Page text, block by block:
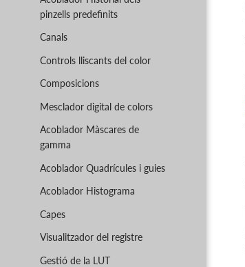
pinzells predefinits
Canals
Controls lliscants del color
Composicions
Mesclador digital de colors
Acoblador Màscares de
gamma
Acoblador Quadrícules i guies
Acoblador Histograma
Capes
Visualitzador del registre
Gestió de la LUT